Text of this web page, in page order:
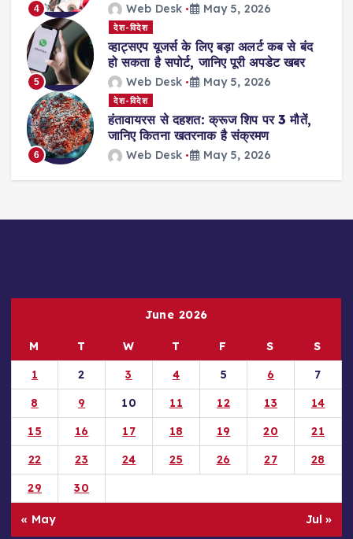
4 Web Desk May 5, 2026
5
देश-विदेश
व्हाट्सएप यूजर्स के लिए बड़ा अलर्ट कब से बंद
हो सकता है सपोर्ट, जानिए पूरी अपडेट खबर
Web Desk May 5, 2026
6
देश-विदेश
हंतावायरस से दहशत: क्रूज शिप पर 3 मौतें,
जानिए कितना खतरनाक है संक्रमण
Web Desk May 5, 2026
June 2026
M T W T F S
S
1
2 3 4 5 6
7
8
9 10 11 12 13
14
15
16 17 18 19 20
21
22
23 24 25 26 27
28
29
30
« May Jul »